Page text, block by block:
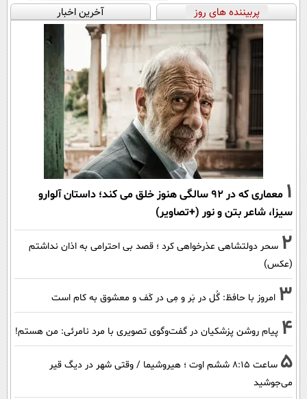
پربیننده های روز آخرین اخبار
1
معماری که در 92 سالگی هنوز خلق می کند؛ داستان آلوارو
سیزا، شاعر بتن و نور (+تصاویر)
2 سحر دولتشاهی عذرخواهی کرد ؛ قصد بی احترامی به اذان نداشتم
(عکس)
3 امروز با حافظ: گُل در بَر و مِی در کَف و معشوق به کام است
4 پیام روشن پزشکیان در گفت‌و‌گوی تصویری با مرد نامرئی: من هستم!
5
ساعت ۸:۱۵ ششم اوت ؛ هیروشیما / وقتی شهر در دیگ قیر
می‌جوشید